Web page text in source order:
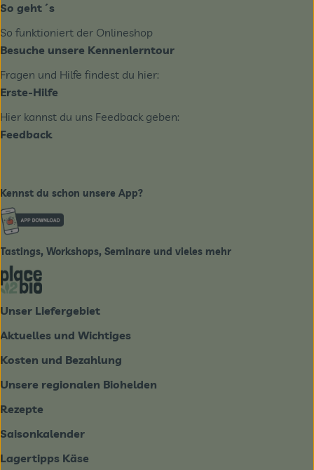
So geht´s
So funktioniert der Onlineshop
Besuche unsere Kennenlerntour
Fragen und Hilfe findest du hier:
Erste-Hilfe
Hier kannst du uns Feedback geben:
Feedback
Kennst du schon unsere App?
Externer Link zu https://www.biobote-
Tastings, Workshops, Seminare und vieles mehr
Externer Link zu https://place2bio.de/
Unser Liefergebiet
Aktuelles und Wichtiges
Kosten und Bezahlung
Unsere regionalen Biohelden
Rezepte
Saisonkalender
Lagertipps Käse